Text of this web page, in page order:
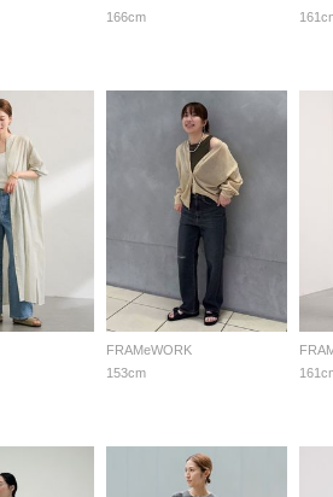
166cm
FRAMeWORK
153cm